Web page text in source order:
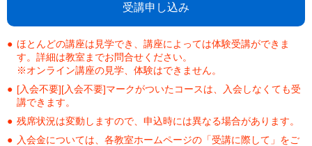
受講申し込み
ほとんどの講座は見学でき、講座によっては体験受講ができま
す。詳細は教室までお問合せください。
※オンライン講座の見学、体験はできません。
[入会不要][入会不要]マークがついたコースは、入会しなくても受
講できます。
残席状況は変動しますので、申込時には異なる場合があります。
入会金については、各教室ホームページの「受講に際して」をご